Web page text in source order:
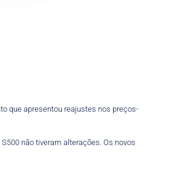
que apresentou reajustes nos preços-
não tiveram alterações. Os novos